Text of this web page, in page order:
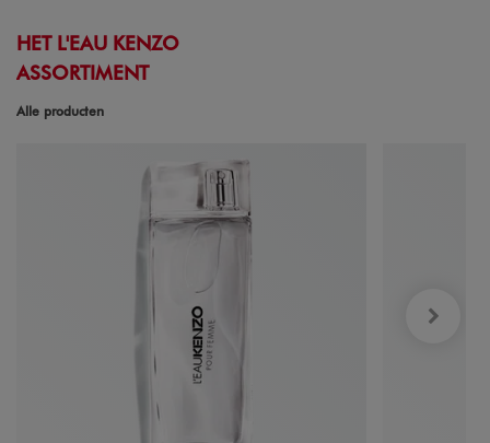
HET L'EAU KENZO
ASSORTIMENT
Alle producten